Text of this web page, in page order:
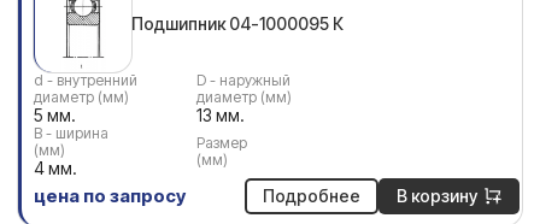
Подшипник 04-1000095 К
d - внутренний
диаметр (мм)
5 мм.
D - наружный
диаметр (мм)
13 мм.
В - ширина
(мм)
4 мм.
Размер
(мм)
цена по запросу Подробнее В корзину